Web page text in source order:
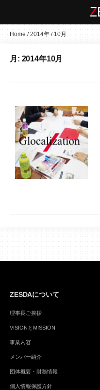
コ
Home /2014年 /10月
月: 2014年10月
ZESDAについて
理事長ご挨拶
VISIONとMISSION
事業内容
メンバー紹介
団体概要・財務情報
個人情報保護方針